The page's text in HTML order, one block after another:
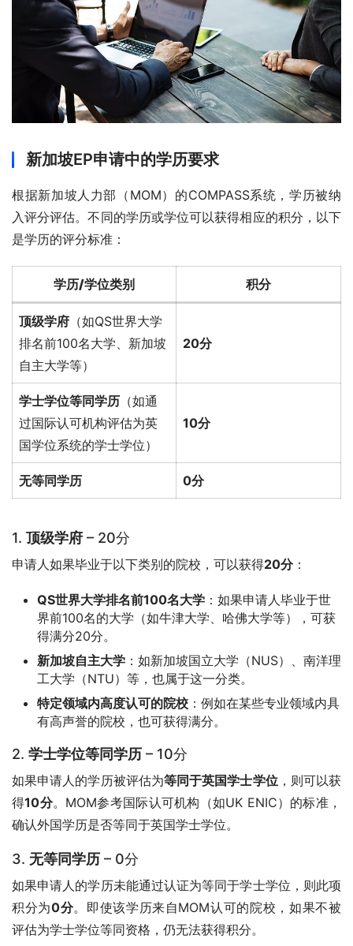
新加坡EP申请中的学历要求
根据新加坡人力部（MOM）的COMPASS系统，学历被纳
入评分评估。不同的学历或学位可以获得相应的积分，以下
是学历的评分标准：
学历/学位类别 积分
顶级学府 （如QS世界大学
排名前100名大学、新加坡
自主大学等）
20分
学士学位等同学历 （如通
过国际认可机构评估为英
国学位系统的学士学位）
10分
无等同学历 0分
1. 顶级学府 – 20分
申请人如果毕业于以下类别的院校，可以获得20分：
QS世界大学排名前100名大学 ：如果申请人毕业于世
界前100名的大学（如牛津大学、哈佛大学等），可获
得满分20分。
新加坡自主大学 ：如新加坡国立大学（NUS）、南洋理
工大学（NTU）等，也属于这一分类。
特定领域内高度认可的院校 ：例如在某些专业领域内具
有高声誉的院校，也可获得满分。
2. 学士学位等同学历 – 10分
如果申请人的学历被评估为等同于英国学士学位，则可以获
得10分。MOM参考国际认可机构（如UK ENIC）的标准，
确认外国学历是否等同于英国学士学位。
3. 无等同学历 – 0分
如果申请人的学历未能通过认证为等同于学士学位，则此项
积分为0分。即使该学历来自MOM认可的院校，如果不被
评估为学士学位等同资格，仍无法获得积分。